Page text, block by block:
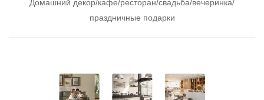
Домашний декор/кафе/ресторан/свадьба/вечеринка/
праздничные подарки